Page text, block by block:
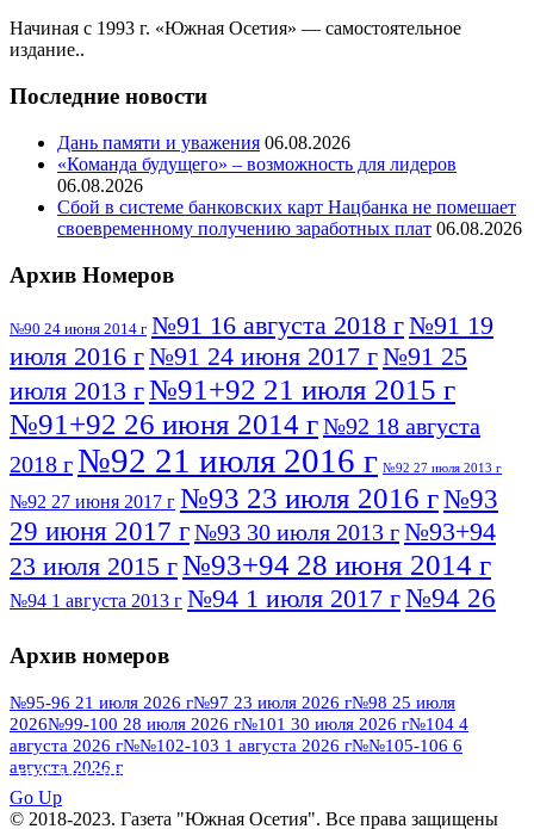
Начиная с 1993 г. «Южная Осетия» — самостоятельное
издание..
Последние новости
Дань памяти и уважения 06.08.2026
«Команда будущего» – возможность для лидеров
06.08.2026
Сбой в системе банковских карт Нацбанка не помешает
своевременному получению заработных плат 06.08.2026
Архив Номеров
№90 24 июня 2014 г №91 16 августа 2018 г№91 19
июля 2016 г№91 24 июня 2017 г№91 25
июля 2013 г№91+92 21 июля 2015 г
№91+92 26 июня 2014 г№92 18 августа
2018 г№92 21 июля 2016 г №92 27 июля 2013 г
№92 27 июня 2017 г №93 23 июля 2016 г№93
29 июня 2017 г№93 30 июля 2013 г№93+94
23 июля 2015 г№93+94 28 июня 2014 г
№94 1 августа 2013 г №94 1 июля 2017 г№94 26
№95 7 августа 2012 г
№95 28 июля 2016 г№95+96 3 августа
2013 г№96 6 июля 2017 г№96 9 августа
2012 г №96 28 июля 2015 г
№96+97 30 июля 2016 г
Архив номеров
№95-96 21 июля 2026 г№97 23 июля 2026 г№98 25 июля
2026№99-100 28 июля 2026 г№101 30 июля 2026 г№104 4
августа 2026 г№№102-103 1 августа 2026 г№№105-106 6
августа 2026 г
ПОСМОТРЕТЬ ВСЕ
Go Up
© 2018-2023. Газета "Южная Осетия". Все права защищены